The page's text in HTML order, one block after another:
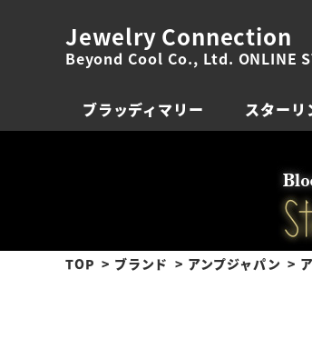
Jewelry Connection
Beyond Cool Co., Ltd. ONLINE
ブラッディマリー スターリ
TOP ブランド アンプジャパン